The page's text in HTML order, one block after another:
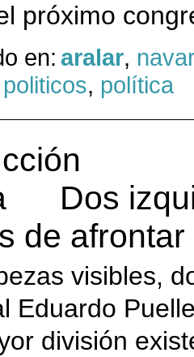
próximo
en: aralar,
, política
Dos
de
visibles,
Eduardo
división